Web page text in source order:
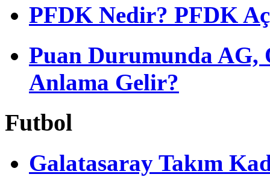
PFDK Nedir? PFDK
Puan Durumunda AG,
Anlama Gelir?
Futbol
Galatasaray Takım